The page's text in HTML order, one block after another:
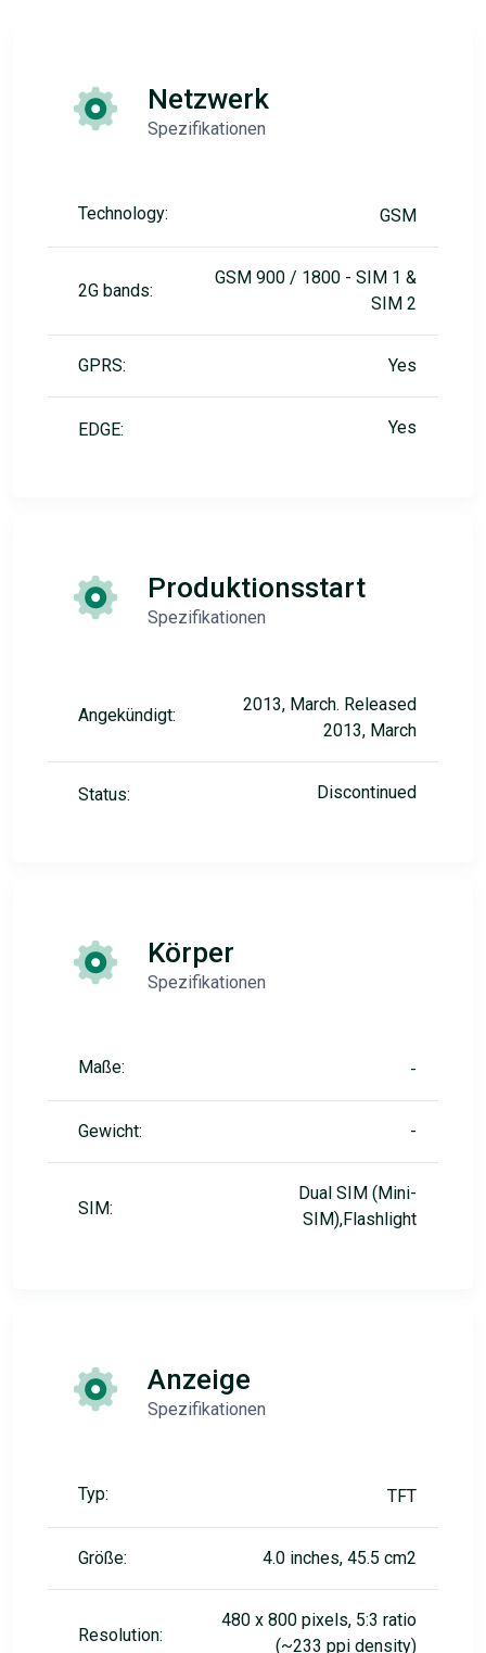
Netzwerk
Spezifikationen
Technology: GSM
2G bands:
GSM 900 / 1800 - SIM 1 &
SIM 2
GPRS: Yes
EDGE: Yes
Produktionsstart
Spezifikationen
Angekündigt:
2013, March. Released
2013, March
Status: Discontinued
Körper
Spezifikationen
Maße: -
Gewicht: -
SIM:
Dual SIM (Mini-
SIM),Flashlight
Anzeige
Spezifikationen
Typ: TFT
Größe: 4.0 inches, 45.5 cm2
Resolution:
480 x 800 pixels, 5:3 ratio
(~233 ppi density)